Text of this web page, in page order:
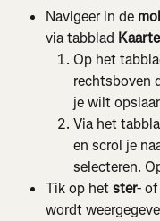
Navigeer in de
via tabblad
Op het
rechtsboven
je wilt
Via het
en scrol je
selecteren.
Tik op het ster- of
wordt